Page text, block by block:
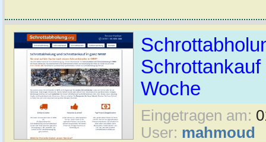
Schrottankauf
Woche
Eingetragen am:
User: mahmoud